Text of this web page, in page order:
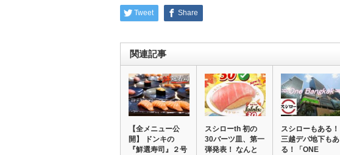
Tweet Share
関連記事
【全メニュー公
開】 ドンキの
『鮮選寿司』２号
スシローth 初の
30バーツ皿、第一
弾発表！ なんと
スシローもある！
三越デパ地下もあ
る！「ONE